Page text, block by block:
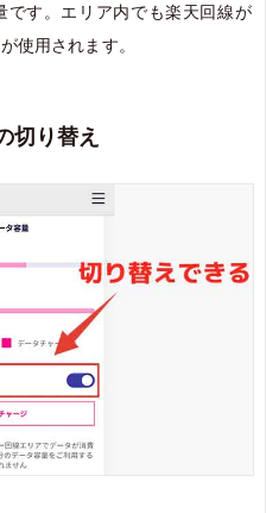
です。エリア内でも楽天回線が
使用されます。
切り替え